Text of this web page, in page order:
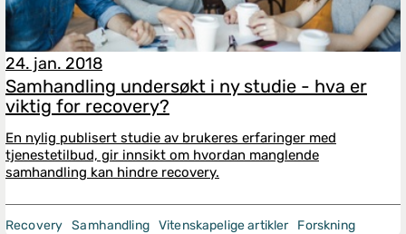
24. jan. 2018
Samhandling undersøkt i ny studie - hva er
viktig for recovery?
En nylig publisert studie av brukeres erfaringer med
tjenestetilbud, gir innsikt om hvordan manglende
samhandling kan hindre recovery.
Recovery Samhandling Vitenskapelige artikler Forskning